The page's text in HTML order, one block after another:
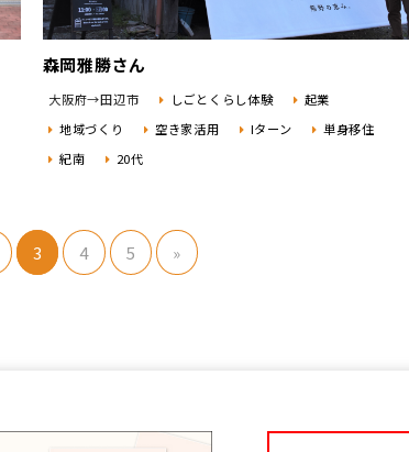
森岡雅勝さん
大阪府→田辺市 しごとくらし体験
起業
地域づくり
空き家活用 Iターン
単身移住
紀南
20代
3 4 5 »